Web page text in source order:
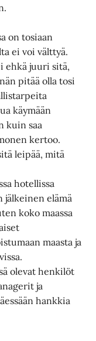
on tosiaan
ei voi välttyä.
ehkä juuri sitä,
pitää olla tosi
käymään
kuin saa
kertoo.
leipää, mitä
hotellissa
jälkeinen elämä
koko maassa
maasta ja
olevat henkilöt
ja
hankkia